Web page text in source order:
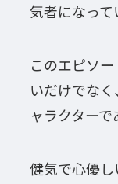
気者になって
このエピソ
いだけでな
ャラクターで
健気で心優